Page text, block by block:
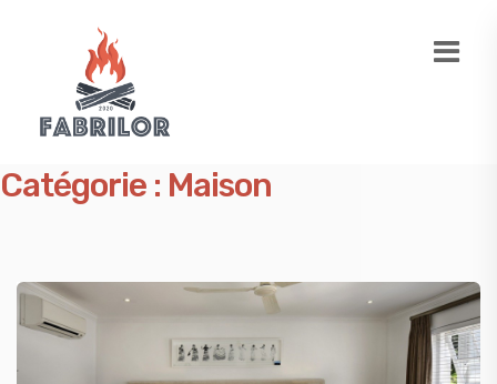
Catégorie : Maison